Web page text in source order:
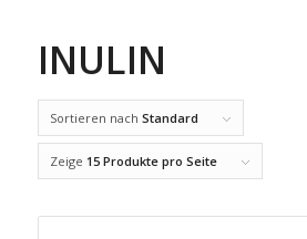
INULIN
Sortieren nach Standard
Zeige 15 Produkte pro Seite